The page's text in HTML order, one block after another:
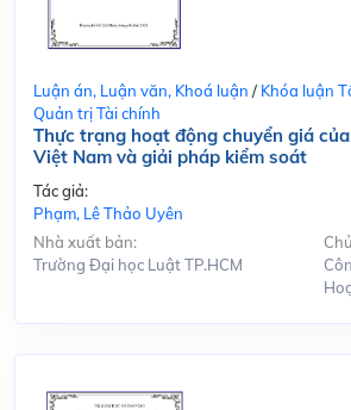
Luận án, Luận văn, Khoá luận / Khóa luận
Quản trị Tài chính
Thực trạng hoạt động chuyển giá
Việt Nam và giải pháp kiểm soát
Tác giả:
Phạm, Lê Thảo Uyên
Nhà xuất bản:
Trường Đại học Luật TP.HCM